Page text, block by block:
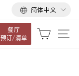
语
言
简体中文
餐厅
预订/清单
大车